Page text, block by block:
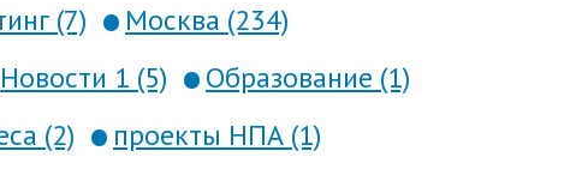
(7)
Москва (234)
Новости 1 (5)
Образование (1)
(2)
проекты НПА (1)